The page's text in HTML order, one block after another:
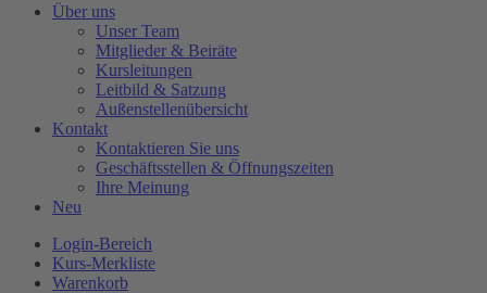
Über uns
Unser Team
Mitglieder & Beiräte
Kursleitungen
Leitbild & Satzung
Außenstellenübersicht
Kontakt
Kontaktieren Sie uns
Geschäftsstellen & Öffnungszeiten
Ihre Meinung
Neu
Login-Bereich
Kurs-Merkliste
Warenkorb